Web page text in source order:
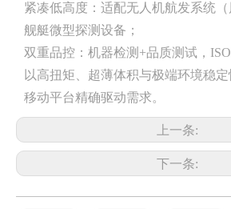
紧凑低高度：适配无人机航发系统
舰艇微型探测设备；
双重品控：机器检测+品质测试，
以高扭矩、超薄体积与极端环境稳
移动平台精确驱动需求。
上一条:
下一条: